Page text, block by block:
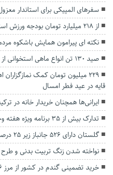
سفرهای المپیکی برای استاندار
از 218 میلیارد تومان بودجه ورزش استان فقط 6میلیارد سهم گنبد شد
نکته ای پیرامون همایش باشکوه
صید ۱۳۰ تن انواع ماهی استخوانی از خزر
229 میلیون تومان کمک
قایه در عید فطر امسال
ایرانی‌ها همچنان خریدار خانه در
تدارک بیش از ۳۵ برنامه ویژه هفته وحدت در گلستان
گلستان دارای ۵۲۶ جانباز زیر ۲۵ درصد است
نواخته شدن زنگ تربیت بدنی و
خرید تضمینی گندم در کشور از مرز ۶ میلیون تُن گذشت